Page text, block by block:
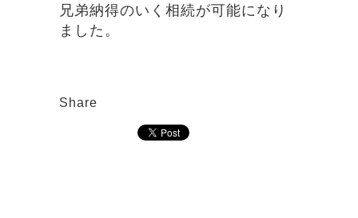
兄弟納得のいく相続が可能になり
ました。
Share